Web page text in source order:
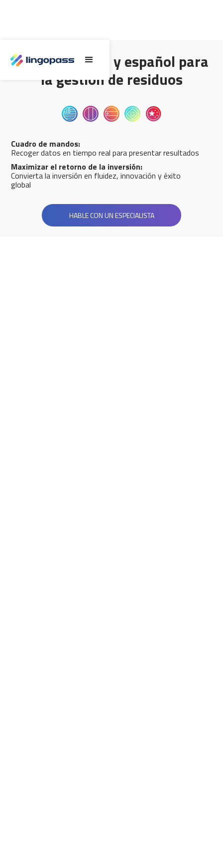
Inglés, francés y español para
la gestión de residuos
Cuadro de mandos:
Recoger datos en tiempo real para presentar resultados
Maximizar el retorno de la inversión:
Convierta la inversión en fluidez, innovación y éxito
global
HABLE CON UN ESPECIALISTA